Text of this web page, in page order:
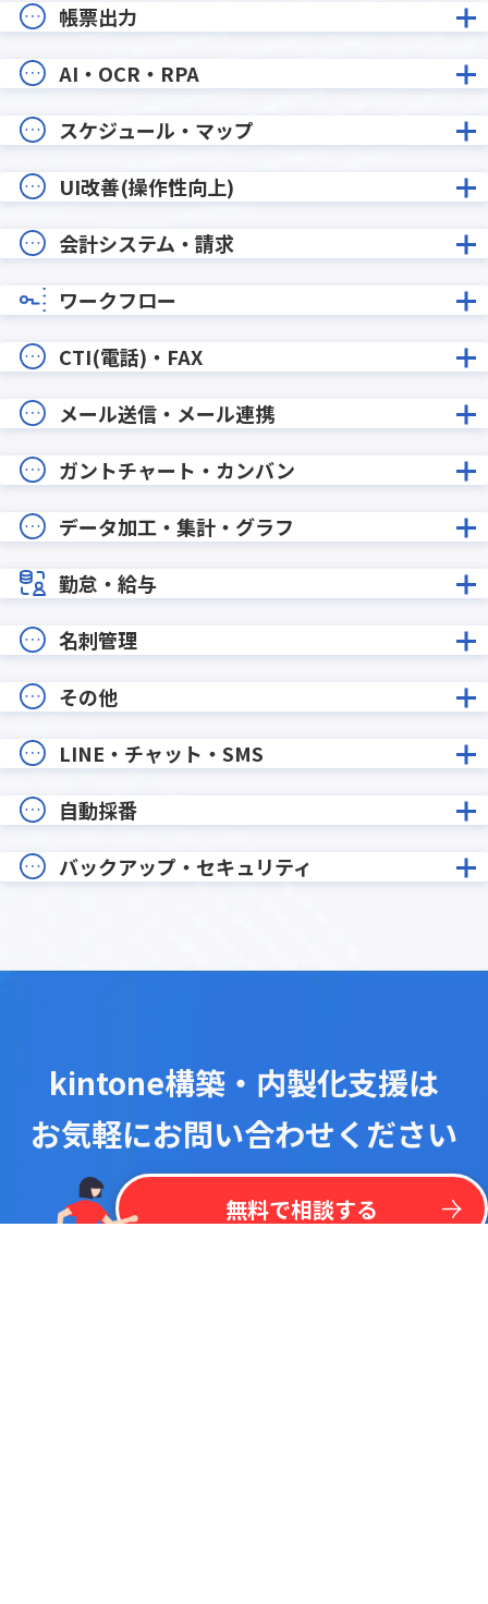
帳票出力
AI・OCR・RPA
スケジュール・マップ
UI改善(操作性向上)
会計システム・請求
ワークフロー
CTI(電話)・FAX
メール送信・メール連携
ガントチャート・カンバン
データ加工・集計・グラフ
勤怠・給与
名刺管理
その他
LINE・チャット・SMS
自動採番
バックアップ・セキュリティ
kintone構築・内製化支援は
お気軽にお問い合わせください
無料で相談する
今なら
最 新リス トを 一括 掲載！
kintone
プラグイン